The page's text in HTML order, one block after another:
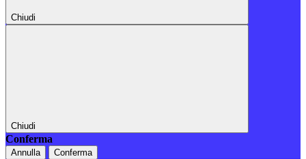
Chiudi
Chiudi
Conferma
Annulla Conferma